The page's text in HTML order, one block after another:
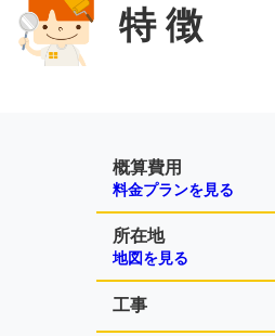
特 徴
概算費用
料金プランを見る
所在地
地図を見る
工事